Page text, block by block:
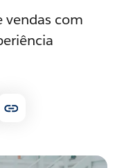
vendas com